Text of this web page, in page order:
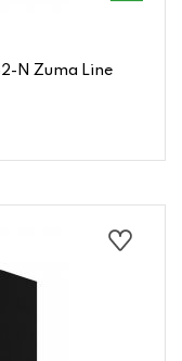
N Zuma Line